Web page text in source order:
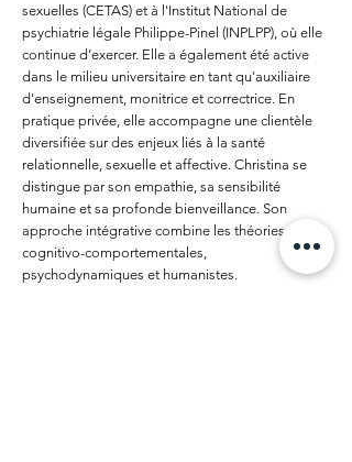
sexuelles (CETAS) et à l'Institut National de
psychiatrie légale Philippe-Pinel (INPLPP), où elle
continue d’exercer. Elle a également été active
dans le milieu universitaire en tant qu'auxiliaire
d'enseignement, monitrice et correctrice. En
pratique privée, elle accompagne une clientèle
diversifiée sur des enjeux liés à la santé
relationnelle, sexuelle et affective. Christina se
distingue par son empathie, sa sensibilité
humaine et sa profonde bienveillance. Son
approche intégrative combine les théories
cognitivo-comportementales,
psychodynamiques et humanistes.